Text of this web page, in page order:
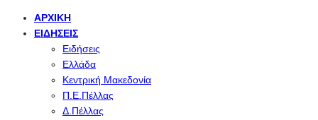
ΑΡΧΙΚΉ
ΕΙΔΉΣΕΙΣ
Ειδήσεις
Ελλάδα
Κεντρική Μακεδονία
Π.Ε.Πέλλας
Δ.Πέλλας